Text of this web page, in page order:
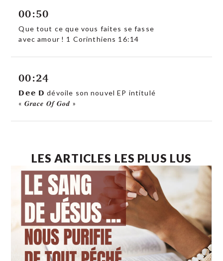
00:50
Que tout ce que vous faites se fasse
avec amour ! 1 Corinthiens 16:14
00:24
𝗗𝗲𝗲 𝗗 dévoile son nouvel EP intitulé
« 𝑮𝒓𝒂𝒄𝒆 𝑶𝒇 𝑮𝒐𝒅 »
LES ARTICLES LES PLUS LUS